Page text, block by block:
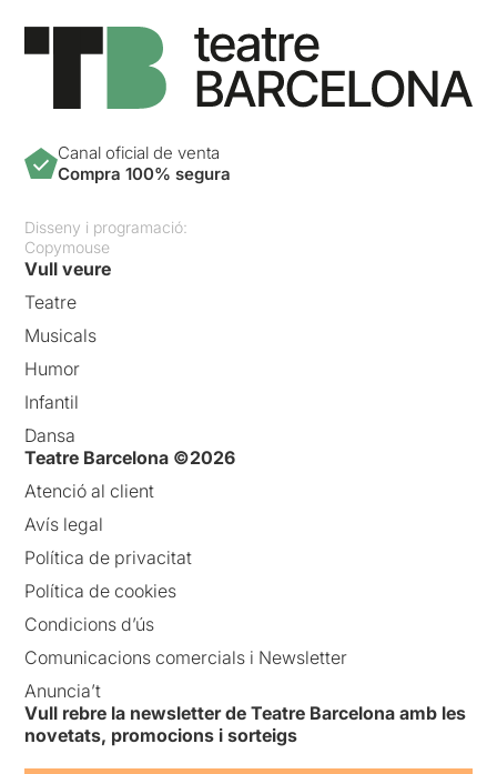
Canal oficial de venta
Compra 100% segura
Disseny i programació:
Copymouse
Vull veure
Teatre
Musicals
Humor
Infantil
Dansa
Teatre Barcelona ©2026
Atenció al client
Avís legal
Política de privacitat
Política de cookies
Condicions d’ús
Comunicacions comercials i Newsletter
Anuncia’t
Vull rebre la newsletter de Teatre Barcelona amb les
novetats, promocions i sorteigs